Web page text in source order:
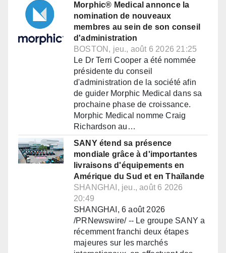
Morphic® Medical annonce la
nomination de nouveaux
membres au sein de son conseil
d'administration
BOSTON, jeu., août 6 2026 21:25
Le Dr Terri Cooper a été nommée
présidente du conseil
d'administration de la société afin
de guider Morphic Medical dans sa
prochaine phase de croissance.
Morphic Medical nomme Craig
Richardson au…
SANY étend sa présence
mondiale grâce à d'importantes
livraisons d'équipements en
Amérique du Sud et en Thaïlande
SHANGHAI, jeu., août 6 2026
20:49
SHANGHAI, 6 août 2026
/PRNewswire/ -- Le groupe SANY a
récemment franchi deux étapes
majeures sur les marchés